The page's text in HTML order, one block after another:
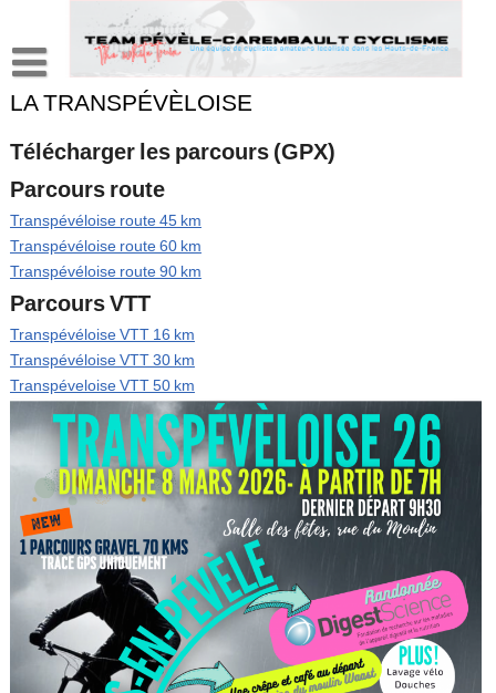
content
L’association
Histoire d’un club comme les autres …
Organisations
La Transpévèloise Classic’
Le Mountainbike Pévèl’Tour
Roulez au féminin
Les disciplines
Adhérents
Le bureau
Les filles
Partenariat
Dossier sponsoring
Partenaires
Résultats
Press-book
Newsletters
Presse locale
« Blog à part »
Parlons vélo…
Parlons de tout…
J’ai lu pour vous…
Photos
Téléchargez nos fonds d’écran…
Albums
Vidéos
LA TRANSPÉVÈLOISE
Télécharger les parcours (GPX)
Parcours route
Transpévéloise route 45 km
Transpévéloise route 60 km
Transpévéloise route 90 km
Parcours VTT
Transpévéloise VTT 16 km
Transpévéloise VTT 30 km
Transpéveloise VTT 50 km